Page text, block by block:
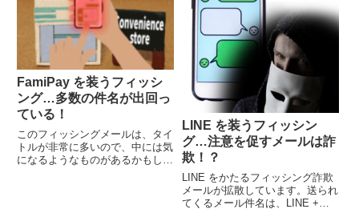
FamiPay を装うフィッシ
ング…多数の件名が出回っ
ている！
このフィッシングメールは、タイ
トルが非常に多いので、中には気
になるようなものがあるかもしれ
LINE を装うフィッシン
グ…注意を促すメールは詐
欺！？
LINE をかたるフィッシング詐欺
メールが拡散しています。送られ
てくるメール件名は、LINE +